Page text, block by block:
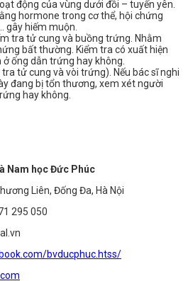
động của vùng dưới đồi – tuyến yên.
hormone trong cơ thể, hội chứng
gây hiếm muộn.
tra tử cung và buồng trứng. Nhằm
bất thường. Kiểm tra có xuất hiện
ống dẫn trứng hay không.
tra tử cung và vòi trứng). Nếu bác sĩ nghi
đang bị tổn thương, xem xét người
hay không.
Nam học Đức Phúc
Liên, Đống Đa, Hà Nội
295 050
bvducphuc.htss/